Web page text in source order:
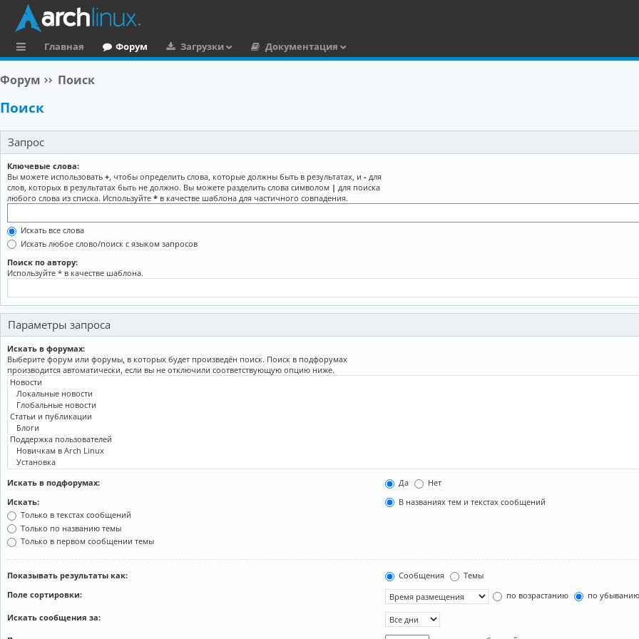
ы
л
к
и
Главная Форум Загрузки Документация
Форум Поиск
Поиск
Запрос
Ключевые слова:
Вы можете использовать +, чтобы определить слова, которые должны быть в результатах, и - для
слов, которых в результатах быть не должно. Вы можете разделить слова символом | для поиска
любого слова из списка. Используйте * в качестве шаблона для частичного совпадения.
Искать все слова
Искать любое слово/поиск с языком запросов
Поиск по автору:
Используйте * в качестве шаблона.
Параметры запроса
Искать в форумах:
Выберите форум или форумы, в которых будет произведён поиск. Поиск в подфорумах
производится автоматически, если вы не отключили соответствующую опцию ниже.
Искать в подфорумах: Да
Нет
Искать:
В названиях тем и текстах сообщений
Только в текстах сообщений
Только по названию темы
Только в первом сообщении темы
Показывать результаты как: Сообщения
Темы
Поле сортировки:
по возрастанию по убыванию
Искать сообщения за: